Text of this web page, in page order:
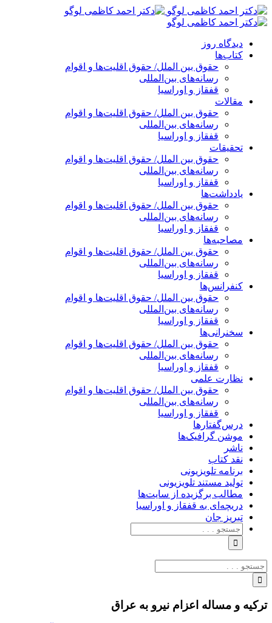
پرش
به
دیدگاه روز
کتاب‌ها
حقوق بین الملل/ حقوق اقلیت‌ها و اقوام
رسانه‌های بین‌المللی
قفقاز و اوراسیا
مقالات
حقوق بین الملل/ حقوق اقلیت‌ها و اقوام
رسانه‌های بین‌المللی
قفقاز و اوراسیا
تحقیقات
حقوق بین الملل/ حقوق اقلیت‌ها و اقوام
رسانه‌های بین‌المللی
قفقاز و اوراسیا
یادداشت‌ها
حقوق بین الملل/ حقوق اقلیت‌ها و اقوام
رسانه‌های بین‌المللی
قفقاز و اوراسیا
مصاحبه‌ها
حقوق بین الملل/ حقوق اقلیت‌ها و اقوام
رسانه‌های بین‌المللی
قفقاز و اوراسیا
کنفرانس‌ها
حقوق بین الملل/ حقوق اقلیت‌ها و اقوام
رسانه‌های بین‌المللی
قفقاز و اوراسیا
سخنرانی‌ها
حقوق بین الملل/ حقوق اقلیت‌ها و اقوام
رسانه‌های بین‌المللی
قفقاز و اوراسیا
نظارت علمی
حقوق بین الملل/ حقوق اقلیت‌ها و اقوام
رسانه‌های بین‌المللی
قفقاز و اوراسیا
درس‌گفتارها
موشن گرافیک‌ها
ناشر
نقد کتاب
برنامه‌ تلویزیونی
تولید مستند تلویزیونی
مطالب برگزیده از سایت‌ها
دریچه‌ای به قفقاز و اوراسیا
تبریزِ جان
جستجو
برای:
جستجو
برای:
ترکیه و مساله اعزام نیرو به عراق